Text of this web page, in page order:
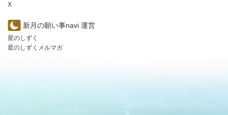
X
新月の願い事navi 運営
星のしずく
星のしずくメルマガ